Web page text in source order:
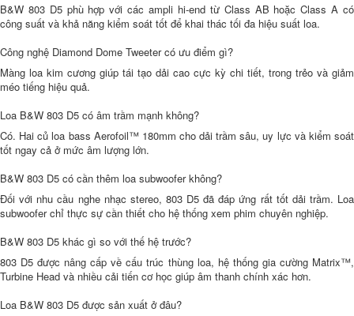
B&W 803 D5 phù hợp với các ampli hi-end từ Class AB hoặc Class A có
công suất và khả năng kiểm soát tốt để khai thác tối đa hiệu suất loa.
Công nghệ Diamond Dome Tweeter có ưu điểm gì?
Màng loa kim cương giúp tái tạo dải cao cực kỳ chi tiết, trong trẻo và giảm
méo tiếng hiệu quả.
Loa B&W 803 D5 có âm trầm mạnh không?
Có. Hai củ loa bass Aerofoil™ 180mm cho dải trầm sâu, uy lực và kiểm soát
tốt ngay cả ở mức âm lượng lớn.
B&W 803 D5 có cần thêm loa subwoofer không?
Đối với nhu cầu nghe nhạc stereo, 803 D5 đã đáp ứng rất tốt dải trầm. Loa
subwoofer chỉ thực sự cần thiết cho hệ thống xem phim chuyên nghiệp.
B&W 803 D5 khác gì so với thế hệ trước?
803 D5 được nâng cấp về cấu trúc thùng loa, hệ thống gia cường Matrix™,
Turbine Head và nhiều cải tiến cơ học giúp âm thanh chính xác hơn.
Loa B&W 803 D5 được sản xuất ở đâu?